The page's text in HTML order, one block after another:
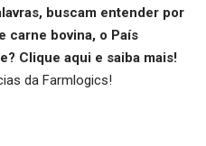
buscam entender por
carne bovina, o País
Clique aqui e saiba mais!
da Farmlogics!